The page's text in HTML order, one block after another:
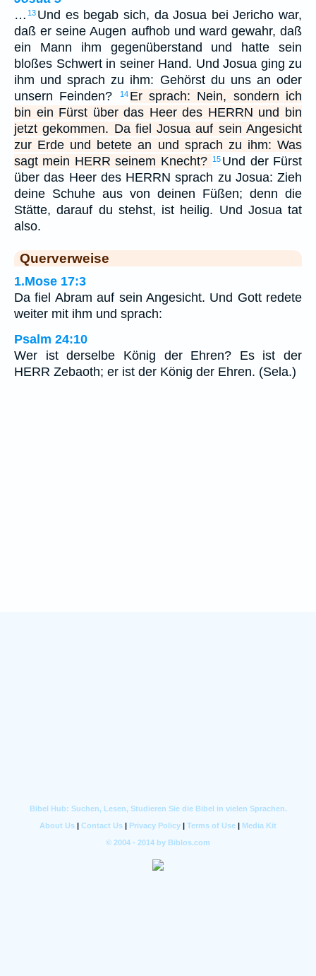
… 13 Und es begab sich, da Josua bei Jericho war,
daß er seine Augen aufhob und ward gewahr, daß
ein Mann ihm gegenüberstand und hatte sein
bloßes Schwert in seiner Hand. Und Josua ging zu
ihm und sprach zu ihm: Gehörst du uns an oder
unsern Feinden?
14 Er sprach: Nein, sondern ich
bin ein Fürst über das Heer des HERRN und bin
jetzt gekommen. Da fiel Josua auf sein Angesicht
zur Erde und betete an und sprach zu ihm: Was
sagt mein HERR seinem Knecht?
15 Und der Fürst
über das Heer des HERRN sprach zu Josua: Zieh
deine Schuhe aus von deinen Füßen; denn die
Stätte, darauf du stehst, ist heilig. Und Josua tat
also.
Querverweise
1.Mose 17:3
Da fiel Abram auf sein Angesicht. Und Gott redete
weiter mit ihm und sprach:
Psalm 24:10
Wer ist derselbe König der Ehren? Es ist der
HERR Zebaoth; er ist der König der Ehren. (Sela.)